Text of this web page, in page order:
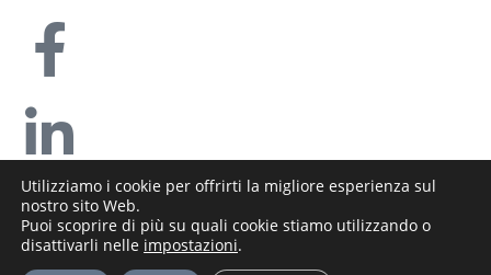
Ringrazio l’amico e collega Donald Sammut per il disegno che
mi ha concesso di utilizzare come logo © All Rights Reserved
PANCIERA PAOLO Codice fiscale 3687690267
Utilizziamo i cookie per offrirti la migliore esperienza sul
nostro sito Web.
Puoi scoprire di più su quali cookie stiamo utilizzando o
disattivarli nelle impostazioni.